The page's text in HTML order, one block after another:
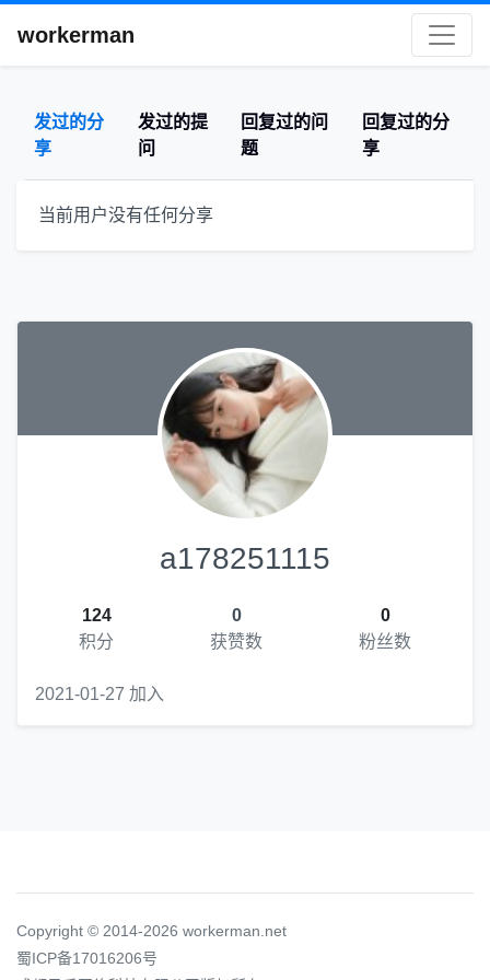
workerman
发过的分
享
发过的提
问
回复过的问
题
回复过的分
享
当前用户没有任何分享
a178251115
124
积分
0
获赞数
0
粉丝数
2021-01-27 加入
Copyright © 2014-2026 workerman.net
蜀ICP备17016206号